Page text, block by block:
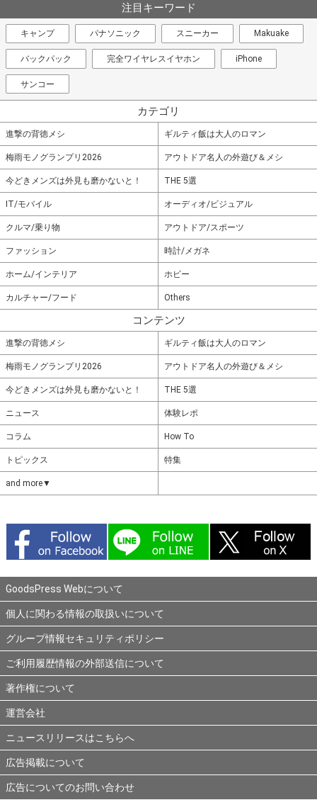
注目キーワード
キャンプ パナソニック スニーカー Makuake
バックパック 完全ワイヤレスイヤホン iPhone
サンコー
カテゴリ
進撃の背徳メシ ギルティ飯は大人のロマン
梅雨モノグランプリ2026 アウトドア名人の外遊び＆メシ
今どきメンズは外見も磨かないと！ THE 5選
IT/モバイル オーディオ/ビジュアル
クルマ/乗り物 アウトドア/スポーツ
ファッション 時計/メガネ
ホーム/インテリア ホビー
カルチャー/フード Others
コンテンツ
進撃の背徳メシ ギルティ飯は大人のロマン
梅雨モノグランプリ2026 アウトドア名人の外遊び＆メシ
今どきメンズは外見も磨かないと！ THE 5選
ニュース 体験レポ
コラム How To
トピックス 特集
and more▼
GoodsPress Webについて
個人に関わる情報の取扱いについて
グループ情報セキュリティポリシー
ご利用履歴情報の外部送信について
著作権について
運営会社
ニュースリリースはこちらへ
広告掲載について
広告についてのお問い合わせ